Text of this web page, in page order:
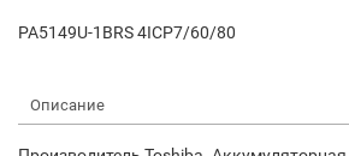
PA5149U-1BRS 4ICP7/60/80
Описание